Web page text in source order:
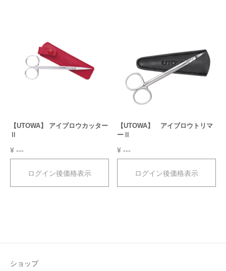
【UTOWA】 アイブロウカッター
Ⅱ
¥ ---
ログイン後価格表示
【UTOWA】 アイブロウトリマ
ーⅡ
¥ ---
ログイン後価格表示
ショップ